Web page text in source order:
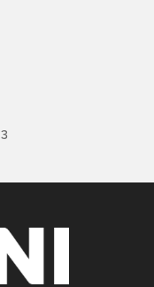
3